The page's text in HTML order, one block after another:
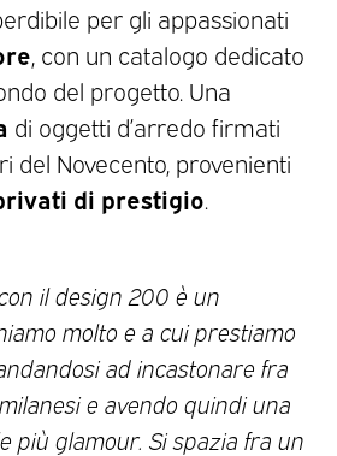
per gli appassionati
, con un catalogo dedicato
del progetto. Una
di oggetti d’arredo firmati
del Novecento, provenienti
di prestigio
il design 200 è un
molto e a cui prestiamo
ad incastonare fra
e avendo quindi una
più glamour. Si spazia fra un